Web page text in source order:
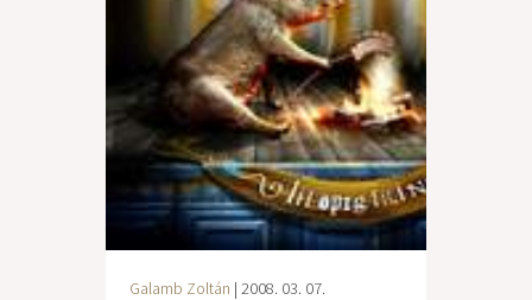
Galamb Zoltán | 2008. 03. 07.